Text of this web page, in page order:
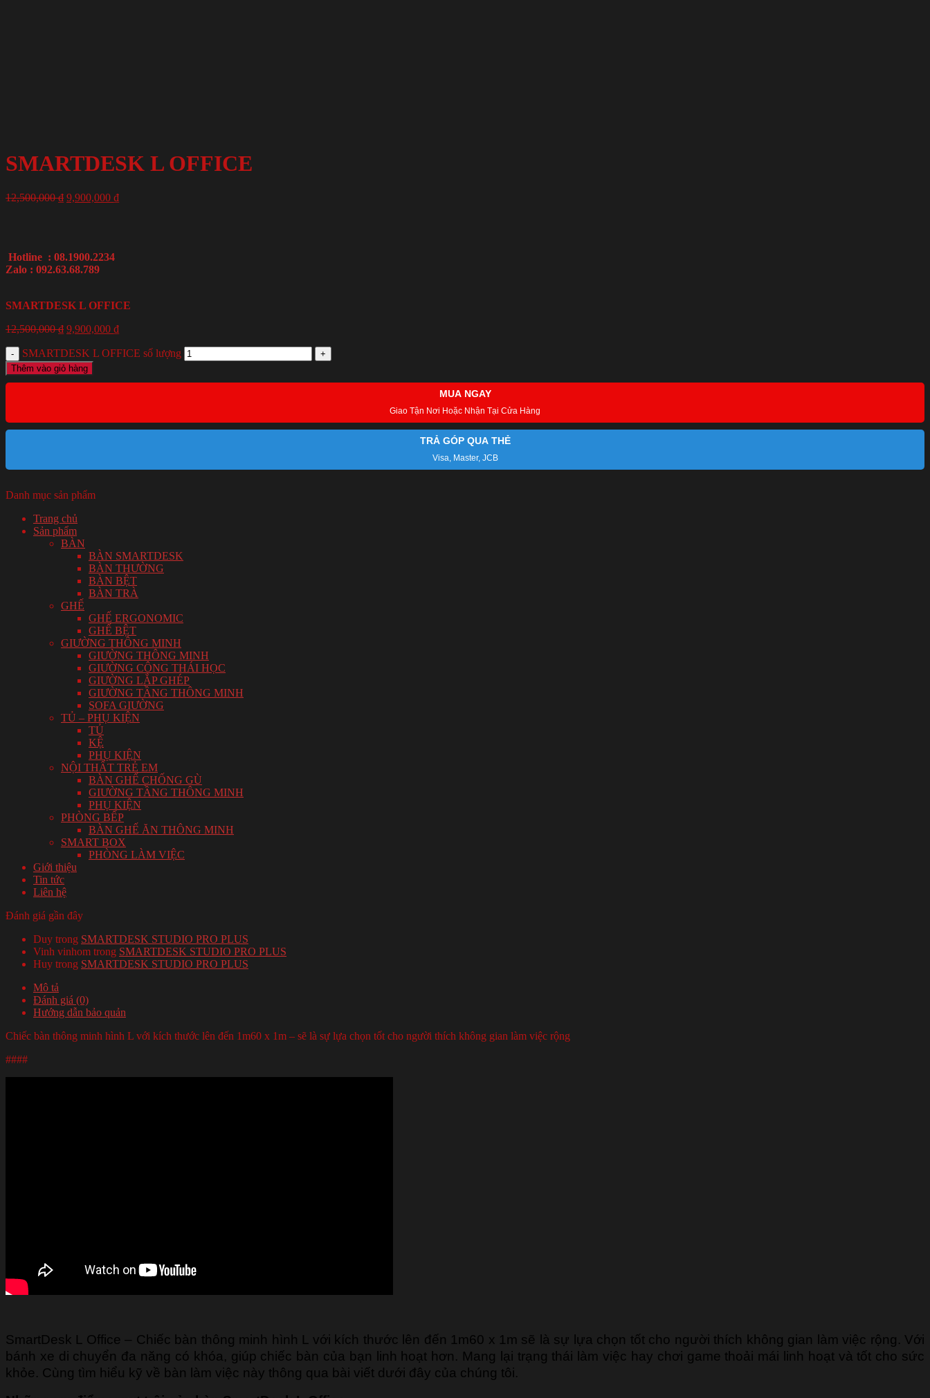
SMARTDESK L OFFICE
12,500,000₫ 9,900,000 ₫
Hotline : 08.1900.2234
Zalo : 092.63.68.789
SMARTDESK L OFFICE
12,500,000₫ 9,900,000 ₫
SMARTDESK L OFFICE số lượng
Thêm vào giỏ hàng
MUA NGAY
Giao Tận Nơi Hoặc Nhận Tại Cửa Hàng
TRẢ GÓP QUA THẺ
Visa, Master, JCB
Danh mục sản phẩm
Trang chủ
Sản phẩm
BÀN
BÀN SMARTDESK
BÀN THƯỜNG
BÀN BỆT
BÀN TRÀ
GHẾ
GHẾ ERGONOMIC
GHẾ BỆT
GIƯỜNG THÔNG MINH
GIƯỜNG THÔNG MINH
GIƯỜNG CÔNG THÁI HỌC
GIƯỜNG LẮP GHÉP
GIƯỜNG TẦNG THÔNG MINH
SOFA GIƯỜNG
TỦ – PHỤ KIỆN
TỦ
KỆ
PHỤ KIỆN
NỘI THẤT TRẺ EM
BÀN GHẾ CHỐNG GÙ
GIƯỜNG TẦNG THÔNG MINH
PHỤ KIỆN
PHÒNG BẾP
BÀN GHẾ ĂN THÔNG MINH
SMART BOX
PHÒNG LÀM VIỆC
Giới thiệu
Tin tức
Liên hệ
Đánh giá gần đây
Duy trong SMARTDESK STUDIO PRO PLUS
Vinh vinhom trong SMARTDESK STUDIO PRO PLUS
Huy trong SMARTDESK STUDIO PRO PLUS
Mô tả
Đánh giá (0)
Hướng dẫn bảo quản
Chiếc bàn thông minh hình L với kích thước lên đến 1m60 x 1m – sẽ là sự lựa chọn tốt cho người thích không gian làm việc rộng
####
SmartDesk L Office – Chiếc bàn thông minh hình L với kích thước lên đến 1m60 x 1m sẽ là sự lựa chọn tốt cho người thích không gian làm việc rộng. Với
bánh xe di chuyển đa năng có khóa, giúp chiếc bàn của bạn linh hoạt hơn. Mang lại trạng thái làm việc hay chơi game thoải mái linh hoạt và tốt cho sức
khỏe. Cùng tìm hiểu kỹ về bàn làm việc này thông qua bài viết dưới đây của chúng tôi.